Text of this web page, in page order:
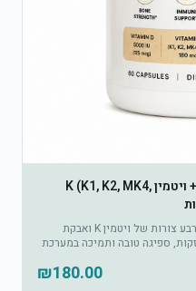
D-K Calcium – ויטמין D3 5000 + ויטמין K (K1, K2, MK4,
שילוב מדויק של ויטמין D3 5000 IU, ארבע צורות של ויטמין K ואבקת
ספיגה טובה ותמיכה במערכת
₪180.00